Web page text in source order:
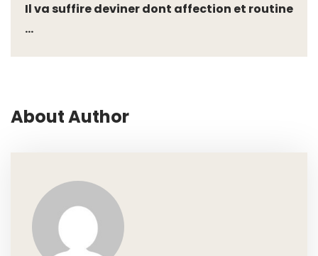
Il va suffire deviner dont affection et routine
...
About Author